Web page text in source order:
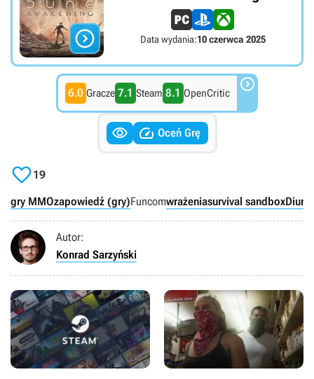
 Data wydania:10 czerwca 2025
6.0 Gracze 7.1 Steam 8.1 OpenCritic 
  Oceń Grę
19
gry MMOzapowiedź (gry)Funcomwrażeniasurvival sandbox
Autor:
Konrad Sarzyński